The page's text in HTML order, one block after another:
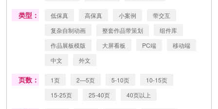
类型： 低保真 高保真 小案例
带交互
复杂自制动画
整套作品带策划
组件库
作品展板模版
大屏看板 PC端
移动端
中文
外文
页数： 1页 2—5页 5-10页
10-15页
15-25页
25-40页 40页以上